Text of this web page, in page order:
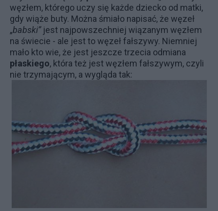
węzłem, którego uczy się każde dziecko od matki,
gdy wiąże buty. Można śmiało napisać, że węzeł
„babski”jest najpowszechniej wiązanym węzłem
na świecie - ale jest to węzeł fałszywy. Niemniej
mało kto wie, że jest jeszcze trzecia odmiana
płaskiego, która też jest węzłem fałszywym, czyli
nie trzymającym, a wygląda tak: